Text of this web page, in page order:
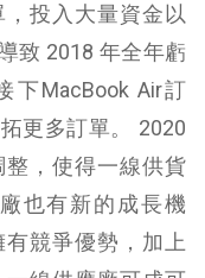
投入大量資金以
致 2018 年全年虧
下MacBook Air訂
更多訂單。 2020
，使得一線供貨
也有新的成長機
競爭優勢，加上